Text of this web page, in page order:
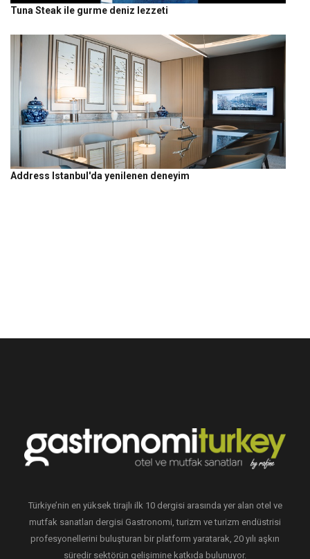
Tuna Steak ile gurme deniz lezzeti
Address Istanbul'da yenilenen deneyim
Türkiye’nin en yüksek tirajlı ilk 10 dergisi arasında yer alan otel ve
mutfak sanatları dergisi Gastronomi, turizm ve turizm endüstrisi
profesyonellerini buluşturan bir platform yaratarak, 20 yılı aşkın
süredir sektörün gelişimine katkıda bulunuyor.